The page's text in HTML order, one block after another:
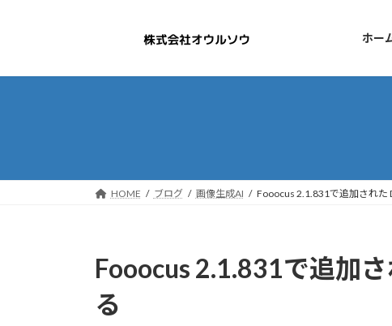
プ
動
ホー
HOME ブログ 画像生成AI Fooocus 2.1.831で追加された
Fooocus 2.1.831で追加
る